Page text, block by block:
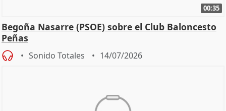
00:35
Begoña Nasarre (PSOE) sobre el Club Baloncesto
Peñas
Sonido Totales 14/07/2026